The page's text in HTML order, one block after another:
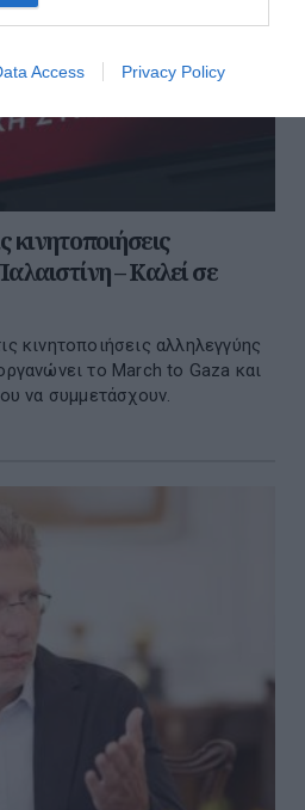
Access Privacy Policy
κινητοποιήσεις
– Καλεί σε
κινητοποιήσεις αλληλεγγύης
το March to Gaza και
να συμμετάσχουν.